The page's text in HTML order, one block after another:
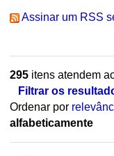
Assinar um RSS
295itens atendem
Filtrar os
Ordenar por
alfabeticamente